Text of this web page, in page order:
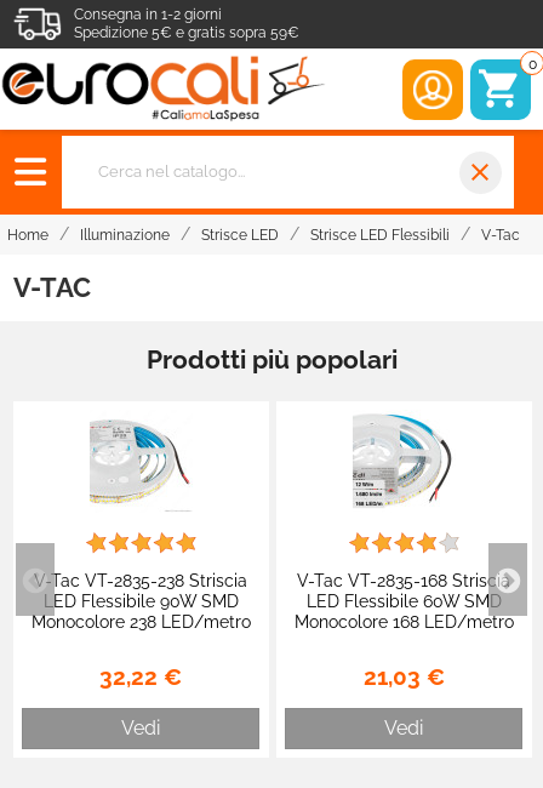
Consegna in 1-2 giorni
Spedizione 5€ e gratis sopra 59€
0
close
Home Illuminazione Strisce LED Strisce LED Flessibili V-Tac
V-TAC
Prodotti più popolari
V-Tac VT-2835-238 Striscia
LED Flessibile 90W SMD
Monocolore 238 LED/metro
32,22 €
Vedi
V-Tac VT-2835-168 Striscia
LED Flessibile 60W SMD
Monocolore 168 LED/metro
21,03 €
Vedi